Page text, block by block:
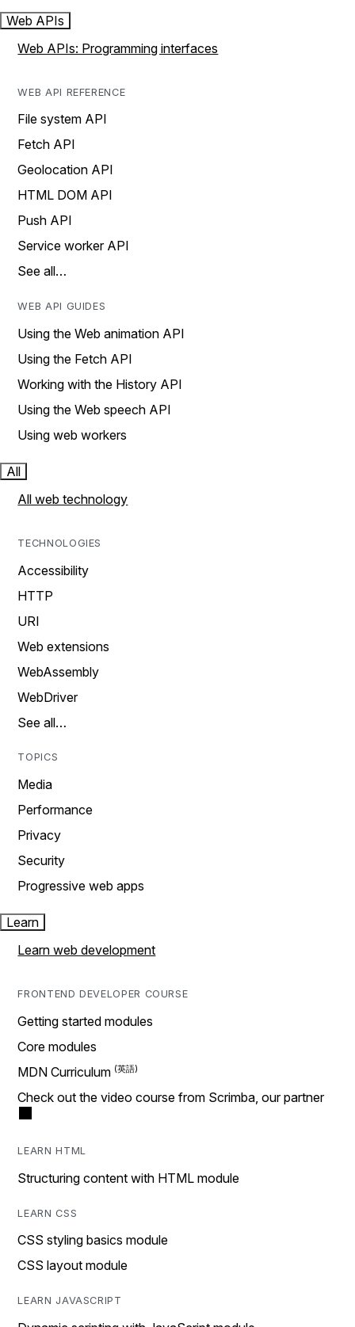
Web APIs
Web APIs: Programming interfaces
WEB API REFERENCE
File system API
Fetch API
Geolocation API
HTML DOM API
Push API
Service worker API
See all…
WEB API GUIDES
Using the Web animation API
Using the Fetch API
Working with the History API
Using the Web speech API
Using web workers
All
All web technology
TECHNOLOGIES
Accessibility
HTTP
URI
Web extensions
WebAssembly
WebDriver
See all…
TOPICS
Media
Performance
Privacy
Security
Progressive web apps
Learn
Learn web development
FRONTEND DEVELOPER COURSE
Getting started modules
Core modules
MDN Curriculum
Check out the video course from Scrimba, our partner
LEARN HTML
Structuring content with HTML module
LEARN CSS
CSS styling basics module
CSS layout module
LEARN JAVASCRIPT